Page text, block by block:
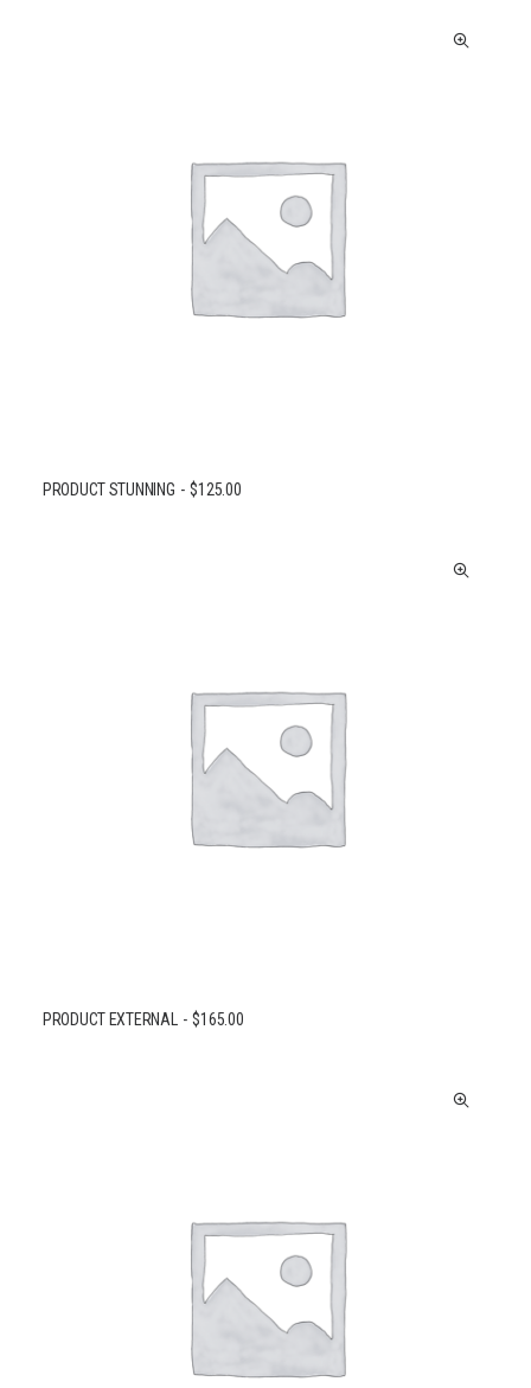
PRODUCT STUNNING $125.00
PRODUCT EXTERNAL $165.00